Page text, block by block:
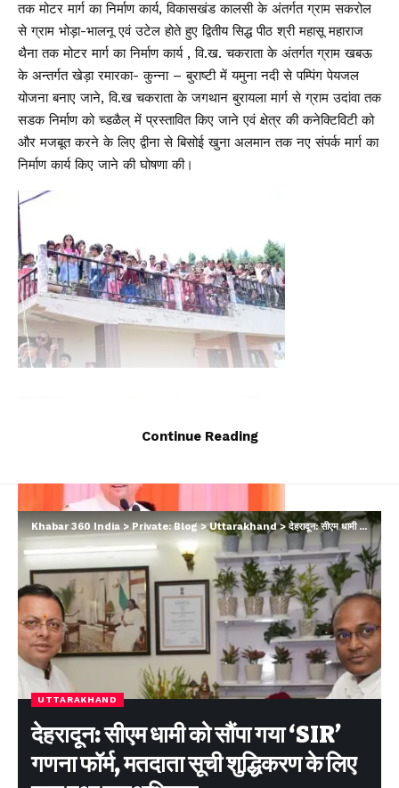
तक मोटर मार्ग का निर्माण कार्य, विकासखंड कालसी के अंतर्गत ग्राम सकरोल
से ग्राम भोड़ा-भालनू एवं उटेल होते हुए द्वितीय सिद्ध पीठ श्री महासू महाराज
थैना तक मोटर मार्ग का निर्माण कार्य , वि.ख. चकराता के अंतर्गत ग्राम खबऊ
के अन्तर्गत खेड़ा रमारका- कुन्ना – बुराष्टी में यमुना नदी से पम्पिंग पेयजल
योजना बनाए जाने, वि.ख चकराता के जगथान बुरायला मार्ग से ग्राम उदांवा तक
सडक निर्माण को च्डळैल् में प्रस्तावित किए जाने एवं क्षेत्र की कनेक्टिविटी को
और मजबूत करने के लिए द्वीना से बिसोई खुना अलमान तक नए संपर्क मार्ग का
निर्माण कार्य किए जाने की घोषणा की।
Continue Reading
Khabar 360 India>Private: Blog>Uttarakhand>देहरादून: सीएम धामी को सौंपा गया ‘SIR’ गणना फॉर्म, मतदाता सूची शुद्धिकरण के लिए शुरू हुआ महाअभियान
UTTARAKHAND
देहरादून: सीएम धामी को सौंपा गया ‘SIR’
गणना फॉर्म, मतदाता सूची शुद्धिकरण के लिए